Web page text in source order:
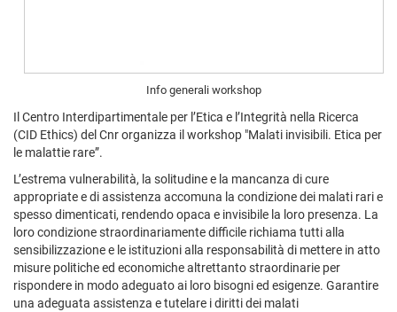
Info generali workshop
Il Centro Interdipartimentale per l’Etica e l’Integrità nella Ricerca
(CID Ethics) del Cnr organizza il workshop "Malati invisibili. Etica per
le malattie rare”.
L’estrema vulnerabilità, la solitudine e la mancanza di cure
appropriate e di assistenza accomuna la condizione dei malati rari e
spesso dimenticati, rendendo opaca e invisibile la loro presenza. La
loro condizione straordinariamente difficile richiama tutti alla
sensibilizzazione e le istituzioni alla responsabilità di mettere in atto
misure politiche ed economiche altrettanto straordinarie per
rispondere in modo adeguato ai loro bisogni ed esigenze. Garantire
una adeguata assistenza e tutelare i diritti dei malati